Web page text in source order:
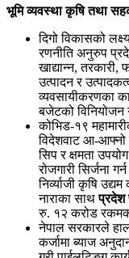
भूमि व्यवस्था कृषि तथा
दिगो विकासको
रणनीति अनुरुप
खाद्यान्न,
उत्पादन र
व्यवसायीकरणका
बजेटको विनियोजन
कोभिड-१९
विदेशवाट आ-आफ्नो
सिप र क्षमता
रोजगारी सिर्जना
निर्व्याजी कृषि
नाराका साथप्रदेश
रु. १२ करोड
नेपाल सरकारले
कर्जामा ब्याज